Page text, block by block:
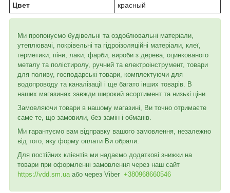
Цвет
красный
Ми пропонуємо будівельні та оздоблювальні матеріали,
утеплювачі, покрівельні та гідроізоляційні матеріали, клеї,
герметики, піни, лаки, фарби, вироби з дерева, оцинкованого
металу та полістиролу, ручний та електроінструмент, товари
для поливу, господарські товари, комплектуючи для
водопроводу та каналізації і ще багато інших товарів. В
наших магазинах завжди широкий асортимент та низькі ціни.
Замовляючи товари в нашому магазині, Ви точно отримаєте
саме те, що замовили, без замін і обманів.
Ми гарантуємо вам відправку вашого замовлення, незалежно
від того, яку форму оплати Ви обрали.
Для постійних клієнтів ми надаємо додаткові знижки на
товари при оформленні замовлення через наш сайт
https://vdd.sm.ua або через Viber +380968660546